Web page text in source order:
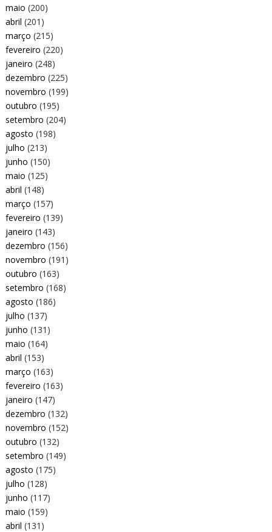
maio (200)
abril (201)
março (215)
fevereiro (220)
janeiro (248)
dezembro (225)
novembro (199)
outubro (195)
setembro (204)
agosto (198)
julho (213)
junho (150)
maio (125)
abril (148)
março (157)
fevereiro (139)
janeiro (143)
dezembro (156)
novembro (191)
outubro (163)
setembro (168)
agosto (186)
julho (137)
junho (131)
maio (164)
abril (153)
março (163)
fevereiro (163)
janeiro (147)
dezembro (132)
novembro (152)
outubro (132)
setembro (149)
agosto (175)
julho (128)
junho (117)
maio (159)
abril (131)